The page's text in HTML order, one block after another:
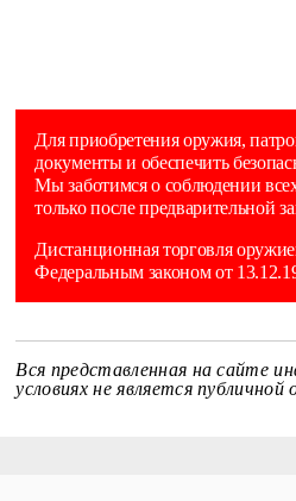
Для приобретения оружия,
документы и обеспечить
Мы заботимся о соблюдении
только после предварительной
Дистанционная торговля
Федеральным законом от
Вся представленная на сайте
условиях не является